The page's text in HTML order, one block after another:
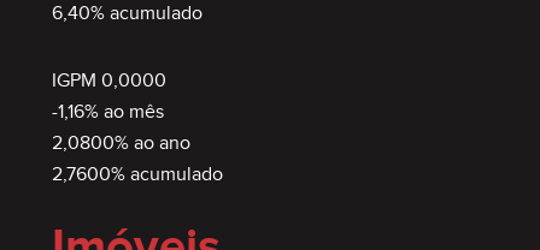
6,40% acumulado
IGPM 0,0000
-1,16% ao mês
2,0800% ao ano
2,7600% acumulado